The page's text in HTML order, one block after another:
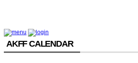
AKFF CALENDAR